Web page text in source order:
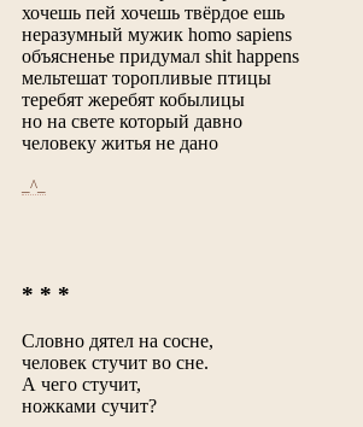
хочешь пей хочешь твёрдое ешь
неразумный мужик homo sapiens
объясненье придумал shit happens
мельтешат торопливые птицы
теребят жеребят кобылицы
но на свете который давно
человеку житья не дано
_^_
* * *
Словно дятел на сосне,
человек стучит во сне.
А чего стучит,
ножками сучит?